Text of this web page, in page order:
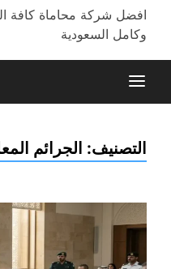
افضل شركة محاماة كافة
وكامل السعودية
التصنيف: الجرائم